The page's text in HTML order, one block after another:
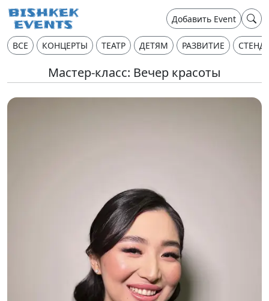
Добавить Event
ВСЕ КОНЦЕРТЫ ТЕАТР ДЕТЯМ РАЗВИТИЕ
Мастер-класс: Вечер красоты